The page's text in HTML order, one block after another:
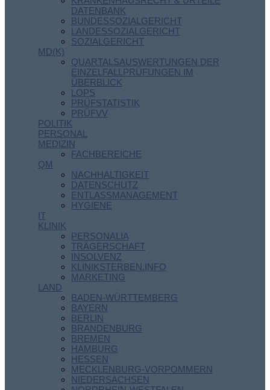
DATENBANK
BUNDESSOZIALGERICHT
LANDESSOZIALGERICHT
SOZIALGERICHT
MD(K)
QUARTALSAUSWERTUNGEN DER
EINZELFALLPRÜFUNGEN IM
ÜBERBLICK
LOPS
PRÜFSTATISTIK
PRÜFVV
POLITIK
PERSONAL
MEDIZIN
FACHBEREICHE
QM
NACHHALTIGKEIT
DATENSCHUTZ
ENTLASSMANAGEMENT
HYGIENE
IT
KLINIK
PERSONALIA
TRÄGERSCHAFT
INSOLVENZ
KLINIKSTERBEN.INFO
MARKETING
LAND
BADEN-WÜRTTEMBERG
BAYERN
BERLIN
BRANDENBURG
BREMEN
HAMBURG
HESSEN
MECKLENBURG-VORPOMMERN
NIEDERSACHSEN